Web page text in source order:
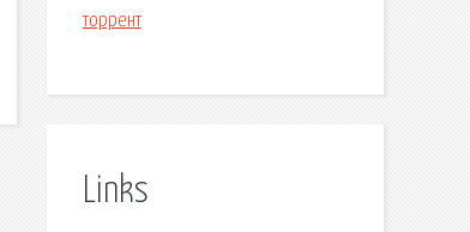
торрент
Links